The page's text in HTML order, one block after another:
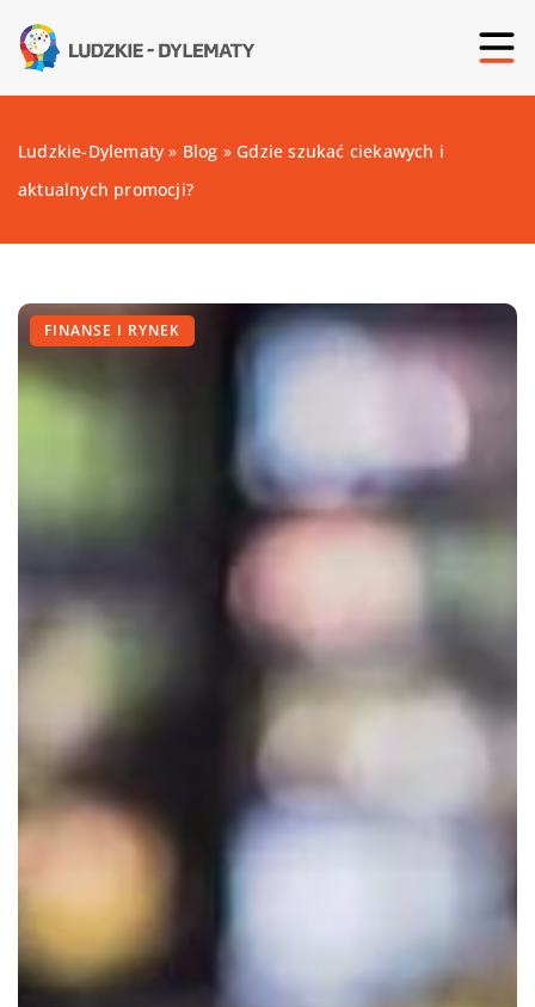
Ludzkie-Dylematy » Blog »Gdzie szukać ciekawych i
aktualnych promocji?
FINANSE I RYNEK